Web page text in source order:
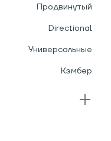
Продвинутый
Directional
Универсальные
Кэмбер